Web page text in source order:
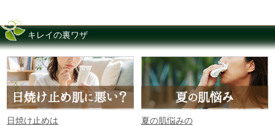
キレイの裏ワザ
日焼け止めは
夏の肌悩みの